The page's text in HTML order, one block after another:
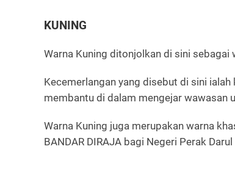
KUNING
Warna Kuning ditonjolkan di sini
Kecemerlangan yang disebut di sini
membantu di dalam mengejar wawasan
Warna Kuning juga merupakan warna
BANDAR DIRAJA bagi Negeri Perak Darul